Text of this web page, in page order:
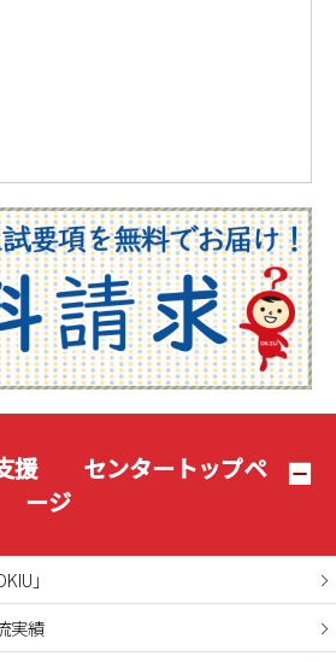
援 センタートップペ
ージ
」
実績